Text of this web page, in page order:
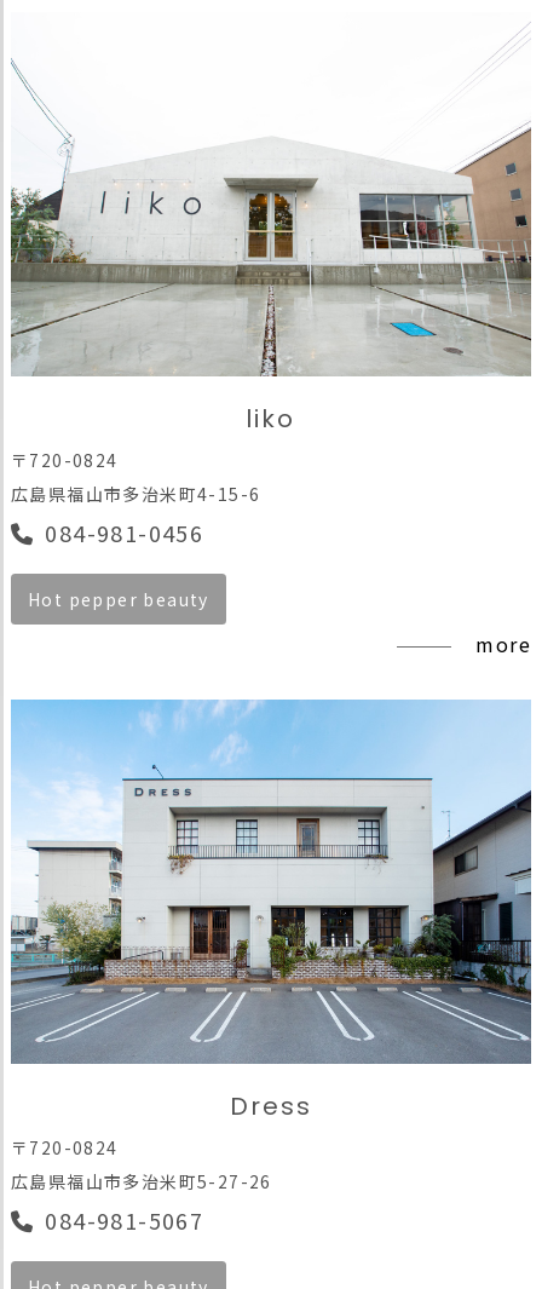
liko
〒720-0824
広島県福山市多治米町4-15-6
084-981-0456
Hot pepper beauty
more
Dress
〒720-0824
広島県福山市多治米町5-27-26
084-981-5067